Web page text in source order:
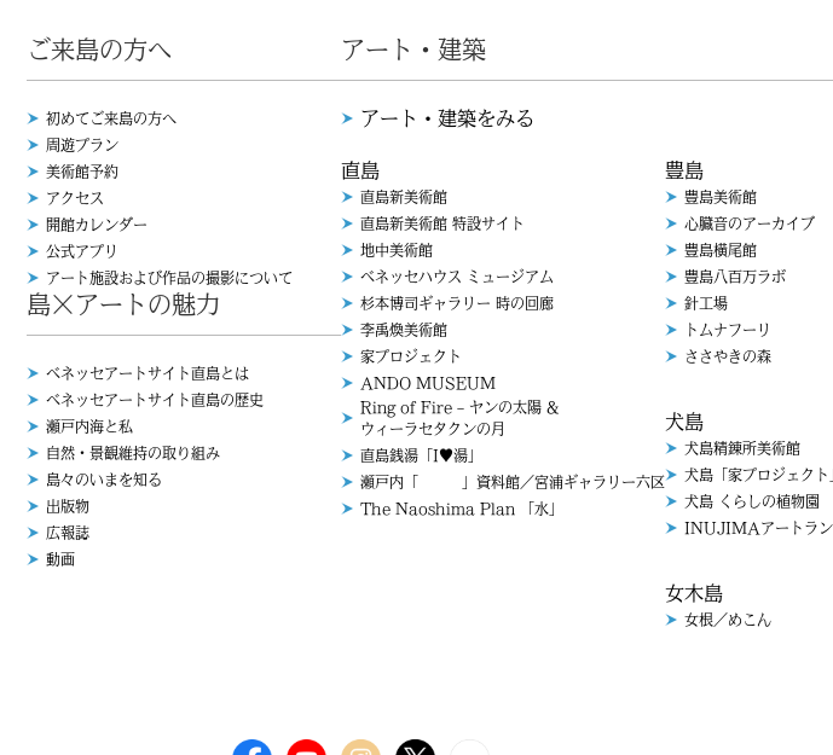
ご来島の方へ
初めてご来島の方へ
周遊プラン
美術館予約
アクセス
開館カレンダー
公式アプリ
アート施設および作品の撮影について
島×アートの魅力
ベネッセアートサイト直島とは
ベネッセアートサイト直島の歴史
瀬戸内海と私
自然・景観維持の取り組み
島々のいまを知る
出版物
広報誌
動画
アート・建築
アート・建築をみる
直島
直島新美術館
直島新美術館 特設サイト
地中美術館
ベネッセハウス ミュージアム
杉本博司ギャラリー 時の回廊
李禹煥美術館
家プロジェクト
ANDO MUSEUM
Ring of Fire – ヤンの太陽 &
ウィーラセタクンの月
直島銭湯「I♥︎湯」
瀬戸内「 」資料館／宮浦ギャラリー六区
The Naoshima Plan 「水」
豊島
豊島美術館
心臓音のアーカイブ
豊島横尾館
豊島八百万ラボ
針工場
トムナフーリ
ささやきの森
犬島
犬島精錬所美術館
犬島「家プロジェクト
犬島 くらしの植物園
INUJIMAアートラン
女木島
女根／めこん